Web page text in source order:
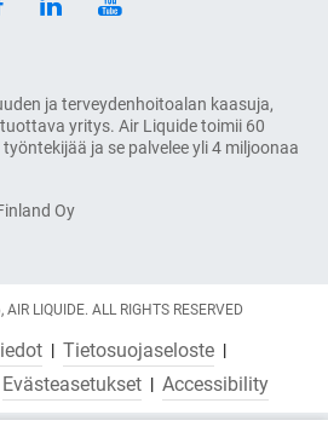
ja terveydenhoitoalan kaasuja,
yritys. Air Liquide toimii 60
ja se palvelee yli 4 miljoonaa
Oy
LIQUIDE. ALL RIGHTS RESERVED
Tietosuojaseloste
Evästeasetukset Accessibility